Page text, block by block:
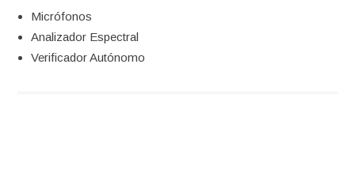
Micrófonos
Analizador Espectral
Verificador Autónomo